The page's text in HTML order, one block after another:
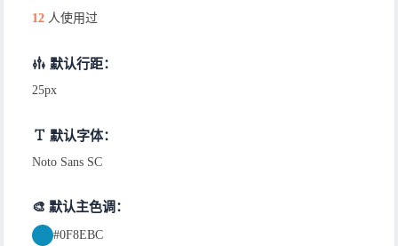
12 人使用过
默认行距：
25px
默认字体：
Noto Sans SC
🎨 默认主色调：
#0F8EBC